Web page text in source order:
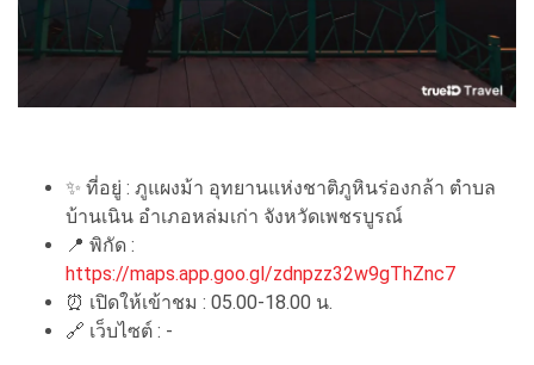
✨ ที่อยู่ : ภูแผงม้า อุทยานแห่งชาติภูหินร่องกล้า ตำบล
บ้านเนิน อำเภอหล่มเก่า จังหวัดเพชรบูรณ์
📍 พิกัด :
https://maps.app.goo.gl/zdnpzz32w9gThZnc7
⏰ เปิดให้เข้าชม : 05.00-18.00 น.
🔗 เว็บไซต์ : -